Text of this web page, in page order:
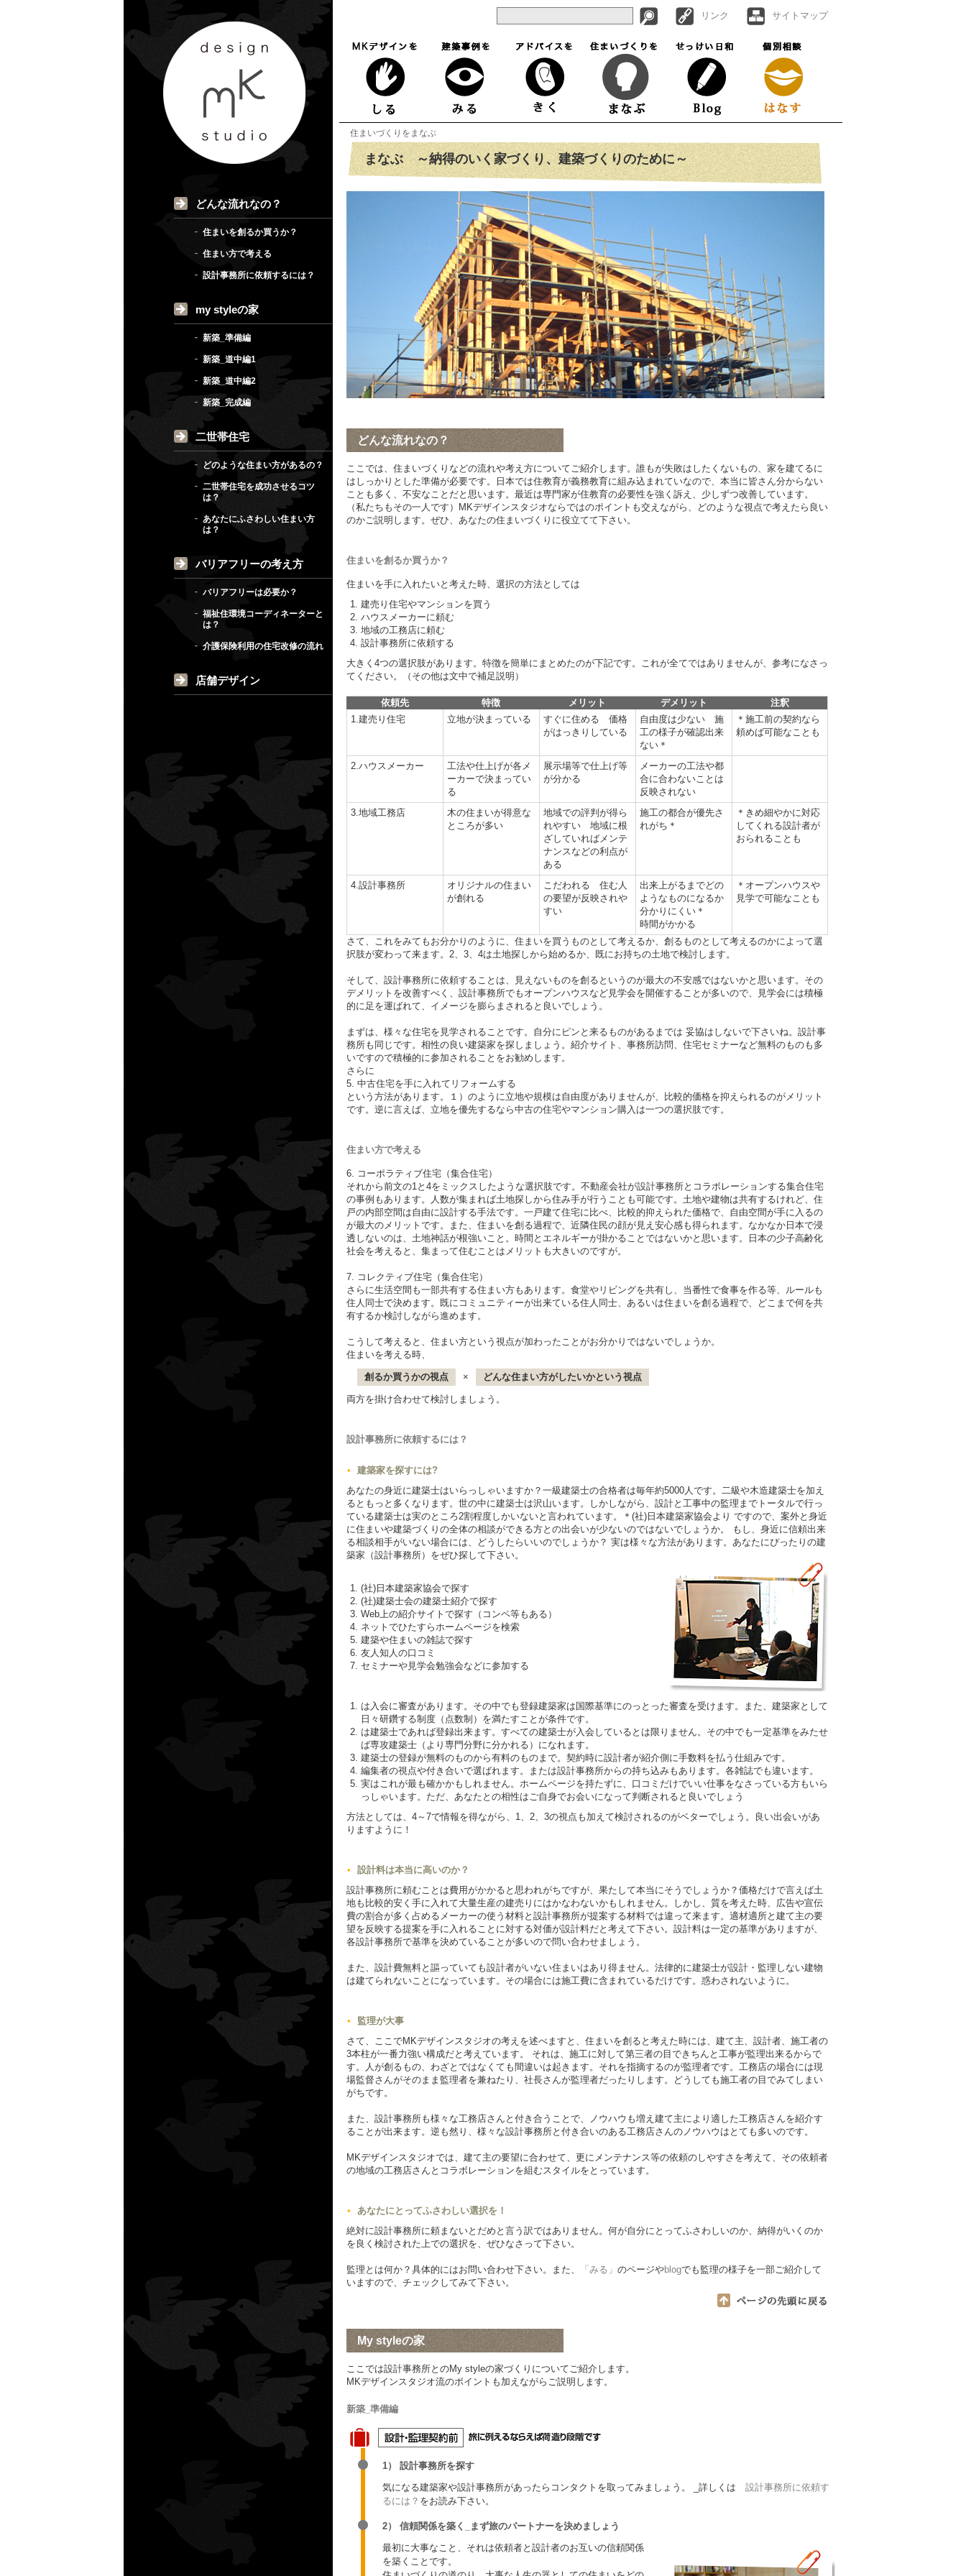
どんな流れなの？
住まいを創るか買うか？
住まい方で考える
設計事務所に依頼するには？
my styleの家
新築_準備編
新築_道中編1
新築_道中編2
新築_完成編
二世帯住宅
どのような住まい方があるの？
二世帯住宅を成功させるコツ
は？
あなたにふさわしい住まい方
は？
バリアフリーの考え方
バリアフリーは必要か？
福祉住環境コーディネーターと
は？
介護保険利用の住宅改修の流れ
店舗デザイン
サイトマップ
リンク
住まいづくりをまなぶ
まなぶ ～納得のいく家づくり、建築づくりのために～
どんな流れなの？
ここでは、住まいづくりなどの流れや考え方についてご紹介します。誰もが失敗はしたくないもの、家を建てるに
はしっかりとした準備が必要です。日本では住教育が義務教育に組み込まれていなので、本当に皆さん分からない
ことも多く、不安なことだと思います。最近は専門家が住教育の必要性を強く訴え、少しずつ改善しています。
（私たちもその一人です）MKデザインスタジオならではのポイントも交えながら、どのような視点で考えたら良い
のかご説明します。ぜひ、あなたの住まいづくりに役立てて下さい。
住まいを創るか買うか？
住まいを手に入れたいと考えた時、選択の方法としては
建売り住宅やマンションを買う
ハウスメーカーに頼む
地域の工務店に頼む
設計事務所に依頼する
大きく4つの選択肢があります。特徴を簡単にまとめたのが下記です。これが全てではありませんが、参考になさっ
てください。（その他は文中で補足説明）
依頼先 特徴 メリット デメリット
注釈
1.建売り住宅
立地が決まっている
すぐに住める 価格
がはっきりしている
自由度は少ない 施
工の様子が確認出来
ない＊
＊施工前の契約なら
頼めば可能なことも
2.ハウスメーカー
工法や仕上げが各メ
ーカーで決まってい
る
展示場等で仕上げ等
が分かる
メーカーの工法や都
合に合わないことは
反映されない
3.地域工務店
木の住まいが得意な
ところが多い
地域での評判が得ら
れやすい 地域に根
ざしていればメンテ
ナンスなどの利点が
ある
施工の都合が優先さ
れがち＊
＊きめ細やかに対応
してくれる設計者が
おられることも
4.設計事務所
オリジナルの住まい
が創れる
こだわれる 住む人
の要望が反映されや
すい
出来上がるまでどの
ようなものになるか
分かりにくい＊
時間がかかる
＊オープンハウスや
見学で可能なことも
さて、これをみてもお分かりのように、住まいを買うものとして考えるか、創るものとして考えるのかによって選
択肢が変わって来ます。2、3、4は土地探しから始めるか、既にお持ちの土地で検討します。
そして、設計事務所に依頼することは、見えないものを創るというのが最大の不安感ではないかと思います。その
デメリットを改善すべく、設計事務所でもオープンハウスなど見学会を開催することが多いので、見学会には積極
的に足を運ばれて、イメージを膨らまされると良いでしょう。
まずは、様々な住宅を見学されることです。自分にピンと来るものがあるまでは 妥協はしないで下さいね。設計事
務所も同じです。相性の良い建築家を探しましょう。紹介サイト、事務所訪問、住宅セミナーなど無料のものも多
いですので積極的に参加されることをお勧めします。
さらに
5. 中古住宅を手に入れてリフォームする
という方法があります。１）のように立地や規模は自由度がありませんが、比較的価格を抑えられるのがメリット
です。逆に言えば、立地を優先するなら中古の住宅やマンション購入は一つの選択肢です。
住まい方で考える
6. コーポラティブ住宅（集合住宅）
それから前文の1と4をミックスしたような選択肢です。不動産会社が設計事務所とコラボレーションする集合住宅
の事例もあります。人数が集まれば土地探しから住み手が行うことも可能です。土地や建物は共有するけれど、住
戸の内部空間は自由に設計する手法です。一戸建て住宅に比べ、比較的抑えられた価格で、自由空間が手に入るの
が最大のメリットです。また、住まいを創る過程で、近隣住民の顔が見え安心感も得られます。なかなか日本で浸
透しないのは、土地神話が根強いこと。時間とエネルギーが掛かることではないかと思います。日本の少子高齢化
社会を考えると、集まって住むことはメリットも大きいのですが。
7. コレクティブ住宅（集合住宅）
さらに生活空間も一部共有する住まい方もあります。食堂やリビングを共有し、当番性で食事を作る等、ルールも
住人同士で決めます。既にコミュニティーが出来ている住人同士、あるいは住まいを創る過程で、どこまで何を共
有するか検討しながら進めます。
こうして考えると、住まい方という視点が加わったことがお分かりではないでしょうか。
住まいを考える時、
創るか買うかの視点 × どんな住まい方がしたいかという視点
両方を掛け合わせて検討しましょう。
設計事務所に依頼するには？
建築家を探すには?
あなたの身近に建築士はいらっしゃいますか？一級建築士の合格者は毎年約5000人です。二級や木造建築士を加え
るともっと多くなります。世の中に建築士は沢山います。しかしながら、設計と工事中の監理までトータルで行っ
ている建築士は実のところ2割程度しかいないと言われています。＊(社)日本建築家協会より ですので、案外と身近
に住まいや建築づくりの全体の相談ができる方との出会いが少ないのではないでしょうか。 もし、身近に信頼出来
る相談相手がいない場合には、どうしたらいいのでしょうか？ 実は様々な方法があります。あなたにぴったりの建
築家（設計事務所）をぜひ探して下さい。
(社)日本建築家協会で探す
(社)建築士会の建築士紹介で探す
Web上の紹介サイトで探す（コンペ等もある）
ネットでひたすらホームページを検索
建築や住まいの雑誌で探す
友人知人の口コミ
セミナーや見学会勉強会などに参加する
は入会に審査があります。その中でも登録建築家は国際基準にのっとった審査を受けます。また、建築家として
日々研鑽する制度（点数制）を満たすことが条件です。
は建築士であれば登録出来ます。すべての建築士が入会しているとは限りません。その中でも一定基準をみたせ
ば専攻建築士（より専門分野に分かれる）になれます。
建築士の登録が無料のものから有料のものまで。契約時に設計者が紹介側に手数料を払う仕組みです。
編集者の視点や付き合いで選ばれます。または設計事務所からの持ち込みもあります。各雑誌でも違います。
実はこれが最も確かかもしれません。ホームページを持たずに、口コミだけでいい仕事をなさっている方もいら
っしゃいます。ただ、あなたとの相性はご自身でお会いになって判断されると良いでしょう
方法としては、4～7で情報を得ながら、1、2、3の視点も加えて検討されるのがベターでしょう。良い出会いがあ
りますように！
設計料は本当に高いのか？
設計事務所に頼むことは費用がかかると思われがちですが、果たして本当にそうでしょうか？価格だけで言えば土
地も比較的安く手に入れて大量生産の建売りにはかなわないかもしれません。しかし、質を考えた時、広告や宣伝
費の割合が多く占めるメーカーの使う材料と設計事務所が提案する材料では違って来ます。適材適所と建て主の要
望を反映する提案を手に入れることに対する対価が設計料だと考えて下さい。設計料は一定の基準がありますが、
各設計事務所で基準を決めていることが多いので問い合わせましょう。
また、設計費無料と謳っていても設計者がいない住まいはあり得ません。法律的に建築士が設計・監理しない建物
は建てられないことになっています。その場合には施工費に含まれているだけです。惑わされないように。
監理が大事
さて、ここでMKデザインスタジオの考えを述べますと、住まいを創ると考えた時には、建て主、設計者、施工者の
3本柱が一番力強い構成だと考えています。 それは、施工に対して第三者の目できちんと工事が監理出来るからで
す。人が創るもの、わざとではなくても間違いは起きます。それを指摘するのが監理者です。工務店の場合には現
場監督さんがそのまま監理者を兼ねたり、社長さんが監理者だったりします。どうしても施工者の目でみてしまい
がちです。
また、設計事務所も様々な工務店さんと付き合うことで、ノウハウも増え建て主により適した工務店さんを紹介す
ることが出来ます。逆も然り、様々な設計事務所と付き合いのある工務店さんのノウハウはとても多いのです。
MKデザインスタジオでは、建て主の要望に合わせて、更にメンテナンス等の依頼のしやすさを考えて、その依頼者
の地域の工務店さんとコラボレーションを組むスタイルをとっています。
あなたにとってふさわしい選択を！
絶対に設計事務所に頼まないとだめと言う訳ではありません。何が自分にとってふさわしいのか、納得がいくのか
を良く検討された上での選択を、ぜひなさって下さい。
監理とは何か？具体的にはお問い合わせ下さい。また、 「みる」 のページやblogでも監理の様子を一部ご紹介して
いますので、チェックしてみて下さい。
My styleの家
ここでは設計事務所とのMy styleの家づくりについてご紹介します。
MKデザインスタジオ流のポイントも加えながらご説明します。
新築_準備編
1） 設計事務所を探す
気になる建築家や設計事務所があったらコンタクトを取ってみましょう。 _詳しくは 設計事務所に依頼す
るには？ をお読み下さい。
2） 信頼関係を築く_まず旅のパートナーを決めましょう
最初に大事なこと、それは依頼者と設計者のお互いの信頼関係
を築くことです。